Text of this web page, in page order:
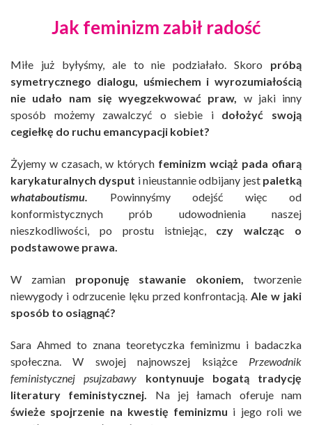
Jak feminizm zabił radość
Miłe już byłyśmy, ale to nie podziałało. Skoro próbą
symetrycznego dialogu, uśmiechem i wyrozumiałością
nie udało nam się wyegzekwować praw,
w jaki inny
sposób możemy zawalczyć o siebie i dołożyć swoją
cegiełkę do ruchu emancypacji kobiet?
Żyjemy w czasach, w których feminizm wciąż pada ofiarą
karykaturalnych dysput i nieustannie odbijany jest paletką
whataboutismu.
Powinnyśmy odejść więc od
konformistycznych prób udowodnienia naszej
nieszkodliwości, po prostu istniejąc, czy walcząc o
podstawowe prawa.
W zamian proponuję stawanie okoniem,
tworzenie
niewygody i odrzucenie lęku przed konfrontacją. Ale w jaki
sposób to osiągnąć?
Sara Ahmed to znana teoretyczka feminizmu i badaczka
społeczna. W swojej najnowszej książce Przewodnik
feministycznej psujzabawy kontynuuje bogatą tradycję
literatury feministycznej.
Na jej łamach oferuje nam
świeże spojrzenie na kwestię feminizmu i jego roli we